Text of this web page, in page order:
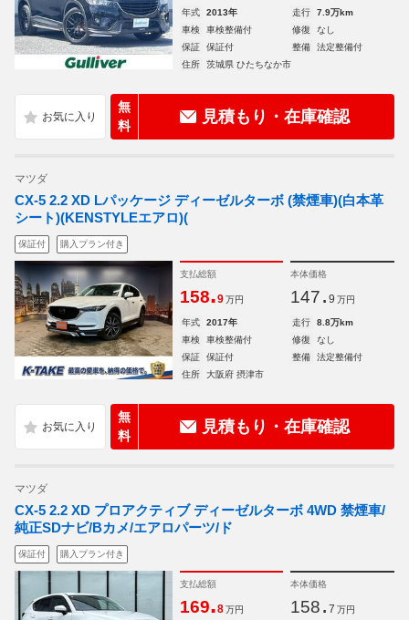
年式 2013年 走行
7.9万km
車検
車検整備付 修復
なし
保証
保証付 整備
法定整備付
住所
茨城県 ひたちなか市
無
料
見積もり・在庫確認
マツダ
CX-5 2.2 XD Lパッケージ ディーゼルターボ (禁煙車)(白本革
シート)(KENSTYLEエアロ)(
保証付 購入プラン付き
支払総額
158.9 万円
本体価格
147. 9 万円
年式 2017年 走行
8.8万km
車検
車検整備付 修復
なし
保証
保証付 整備
法定整備付
住所
大阪府 摂津市
無
料
見積もり・在庫確認
マツダ
CX-5 2.2 XD プロアクティブ ディーゼルターボ 4WD 禁煙車/
純正SDナビ/Bカメ/エアロパーツ/ド
保証付 購入プラン付き
支払総額
169.8 万円
本体価格
158. 7 万円